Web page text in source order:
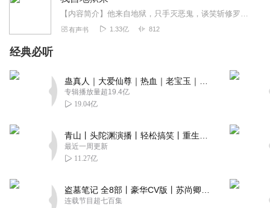
【内容简介】他来自地狱，只手灭恶鬼，谈笑斩修罗，却没想到碰上这种事……地狱最强大的鬼王——黑皇林寒，在和地藏王的战斗中，引发时空乱流，重生回到大三的暑假。【作者...
有声书 1.33亿 812
经典必听
专辑播放量超19.4亿
19.04亿
最近一周更新
11.27亿
连载节目超七百集